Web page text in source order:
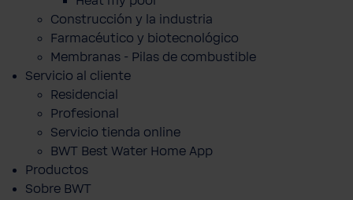
Construcción y la industria
Farmacéutico y biotecnológico
Membranas - Pilas de combustible
Servicio al cliente
Residencial
Profesional
Servicio tienda online
BWT Best Water Home App
Productos
Sobre BWT